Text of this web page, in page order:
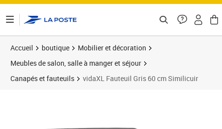
Accueil boutique
Mobilier et décoration
Meubles de salon, salle à manger et séjour
Canapés et fauteuils
vidaXL Fauteuil Gris 60 cm Similicuir